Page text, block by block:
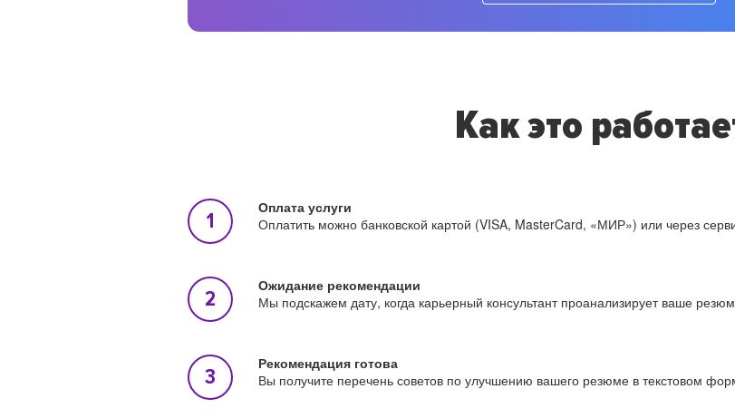
Как это
Оплата услуги
Оплатить можно банковской картой (VISA, MasterCard, «МИР») или через
Ожидание рекомендации
Мы подскажем дату, когда карьерный консультант проанализирует ваше
Рекомендация готова
Вы получите перечень советов по улучшению вашего резюме в текстовом